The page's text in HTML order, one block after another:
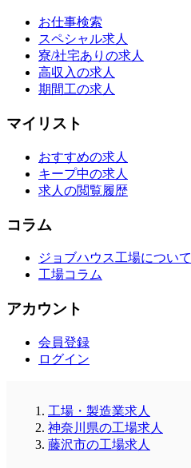
お仕事検索
スペシャル求人
寮/社宅ありの求人
高収入の求人
期間工の求人
マイリスト
おすすめの求人
キープ中の求人
求人の閲覧履歴
コラム
ジョブハウス工場について
工場コラム
アカウント
会員登録
ログイン
工場・製造業求人
神奈川県の工場求人
藤沢市の工場求人